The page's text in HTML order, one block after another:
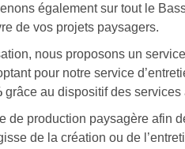
également sur tout le
de vos projets paysagers.
nous proposons un service
pour notre service
grâce au dispositif des services
de production paysagère afin
de la création ou de